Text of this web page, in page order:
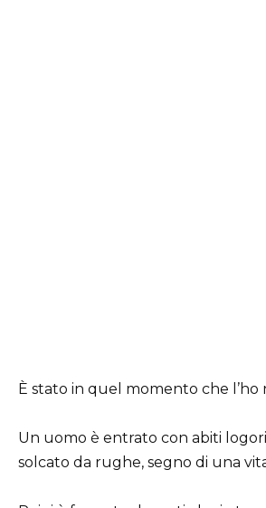
È stato in quel momento che l’ho
Un uomo è entrato con abiti
solcato da rughe, segno di una